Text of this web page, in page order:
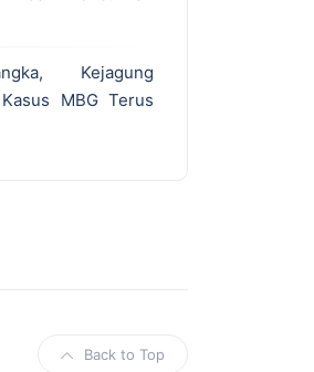
Kejagung
MBG Terus
Back to Top